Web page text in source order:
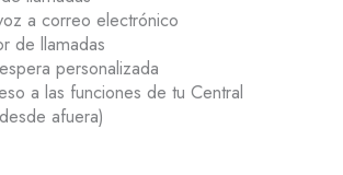
a correo electrónico
de llamadas
personalizada
a las funciones de tu Central
afuera)